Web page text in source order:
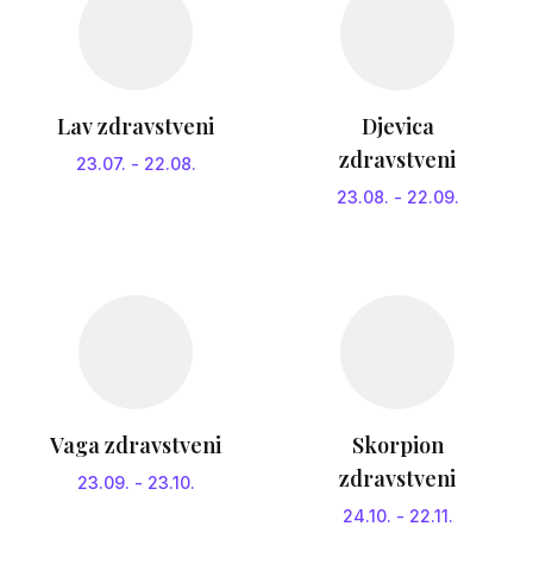
Lav zdravstveni
23.07. - 22.08.
Djevica
zdravstveni
23.08. - 22.09.
Vaga zdravstveni
23.09. - 23.10.
Skorpion
zdravstveni
24.10. - 22.11.